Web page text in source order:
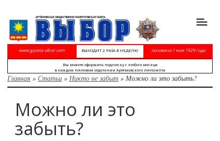
www.gazeta-vibor.com ВЫХОДИТ 2 РАЗА В НЕДЕЛЮ основана 1 мая 1929 года
Вы можете оформить подписку с любого месяца
в каждом почтовом отделении Артёмовского почтампта
Главная » Статьи » Никто не забыт » Можно ли это забыть?
Можно ли это
забыть?